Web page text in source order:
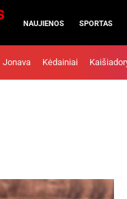
NAUJIENOS SPORTAS
Jonava Kėdainiai